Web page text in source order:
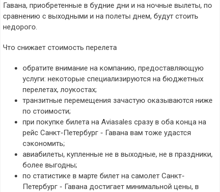
Гавана, приобретенные в будние дни и на ночные вылеты, по
сравнению с выходными и на полеты днем, будут стоить
недорого.
Что снижает стоимость перелета
обратите внимание на компанию, предоставляющую
услуги: некоторые специализируются на бюджетных
перелетах, лоукостах;
транзитные перемещения зачастую оказываются ниже
по стоимости;
при покупке билета на Aviasales сразу в оба конца на
рейс Санкт-Петербург - Гавана вам тоже удастся
сэкономить;
авиабилеты, купленные не в выходные, не в праздники,
более выгодны;
по статистике в марте билет на самолет Санкт-
Петербург - Гавана достигает минимальной цены, в